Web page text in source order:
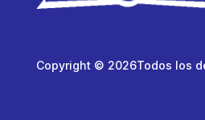
Copyright © 2026Todos los